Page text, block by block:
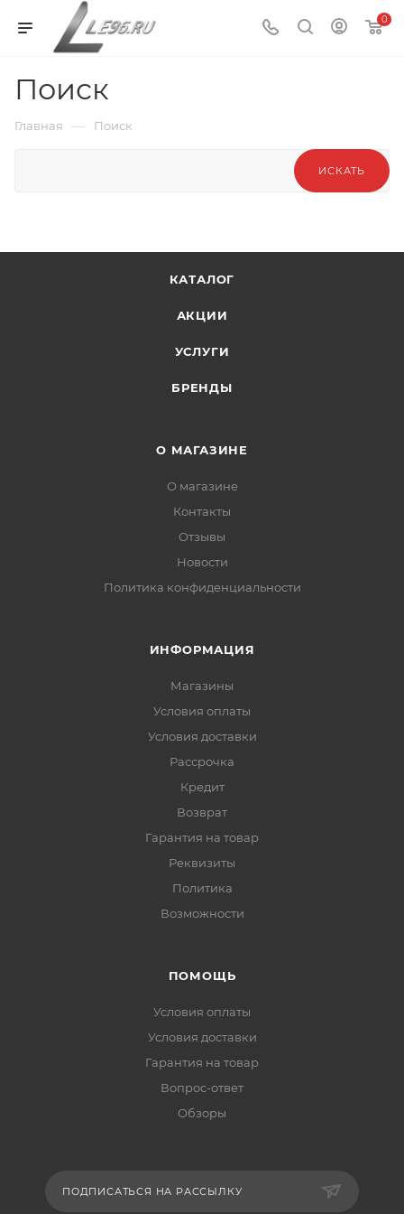
0
Поиск
Главная — Поиск
ИСКАТЬ
КАТАЛОГ
АКЦИИ
УСЛУГИ
БРЕНДЫ
О МАГАЗИНЕ
О магазине
Контакты
Отзывы
Новости
Политика конфиденциальности
ИНФОРМАЦИЯ
Магазины
Условия оплаты
Условия доставки
Рассрочка
Кредит
Возврат
Гарантия на товар
Реквизиты
Политика
Возможности
ПОМОЩЬ
Условия оплаты
Условия доставки
Гарантия на товар
Вопрос-ответ
Обзоры
ПОДПИСАТЬСЯ НА РАССЫЛКУ